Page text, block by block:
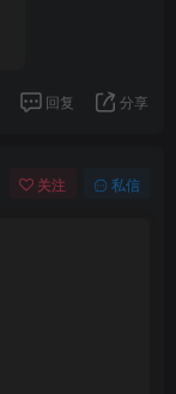
回复 分享
关注 私信